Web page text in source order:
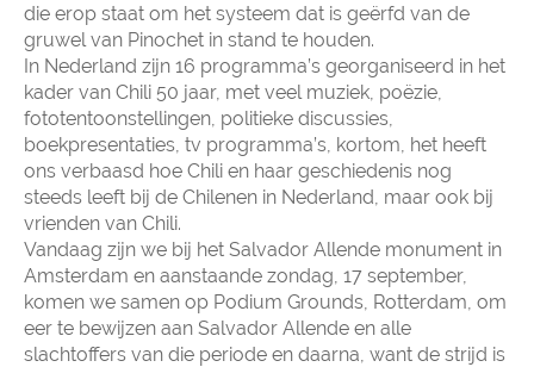
die erop staat om het systeem dat is geërfd van de
gruwel van Pinochet in stand te houden.
In Nederland zijn 16 programma’s georganiseerd in het
kader van Chili 50 jaar, met veel muziek, poëzie,
fototentoonstellingen, politieke discussies,
boekpresentaties, tv programma’s, kortom, het heeft
ons verbaasd hoe Chili en haar geschiedenis nog
steeds leeft bij de Chilenen in Nederland, maar ook bij
vrienden van Chili.
Vandaag zijn we bij het Salvador Allende monument in
Amsterdam en aanstaande zondag, 17 september,
komen we samen op Podium Grounds, Rotterdam, om
eer te bewijzen aan Salvador Allende en alle
slachtoffers van die periode en daarna, want de strijd is